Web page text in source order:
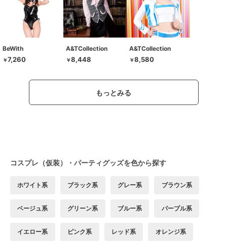
BeWith
￥7,260
A&TCollection
￥8,448
A&TCollection
￥8,580
もっとみる
コスプレ（仮装）・パーティグッズを色から探す
ホワイト系 ブラック系 グレー系 ブラウン系
ベージュ系 グリーン系 ブルー系 パープル系
イエロー系 ピンク系 レッド系 オレンジ系